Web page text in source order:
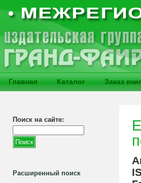
Главная Каталог Заказ книг
Поиск на сайте:
Расширенный поиск